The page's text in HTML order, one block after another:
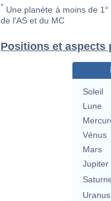
* Une planète à moins de
de l'AS et du MC
Positions et aspects
Soleil
Lune
Vénus
Mars
Jupiter
Uranus